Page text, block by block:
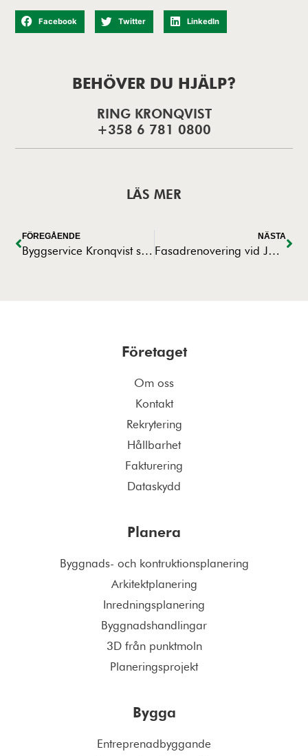
Facebook Twitter LinkedIn
BEHÖVER DU HJÄLP?
RING KRONQVIST
+358 6 781 0800
LÄS MER
FÖREGÅENDE
Byggservice Kronqvist som huvudentreprenör för utbyggnad av Scandic Trans i Vasa
NÄSTA
Fasadrenovering vid Jakobs Källa
Företaget
Om oss
Kontakt
Rekrytering
Hållbarhet
Fakturering
Dataskydd
Planera
Byggnads- och kontruktionsplanering
Arkitektplanering
Inredningsplanering
Byggnadshandlingar
3D från punktmoln
Planeringsprojekt
Bygga
Entreprenadbyggande